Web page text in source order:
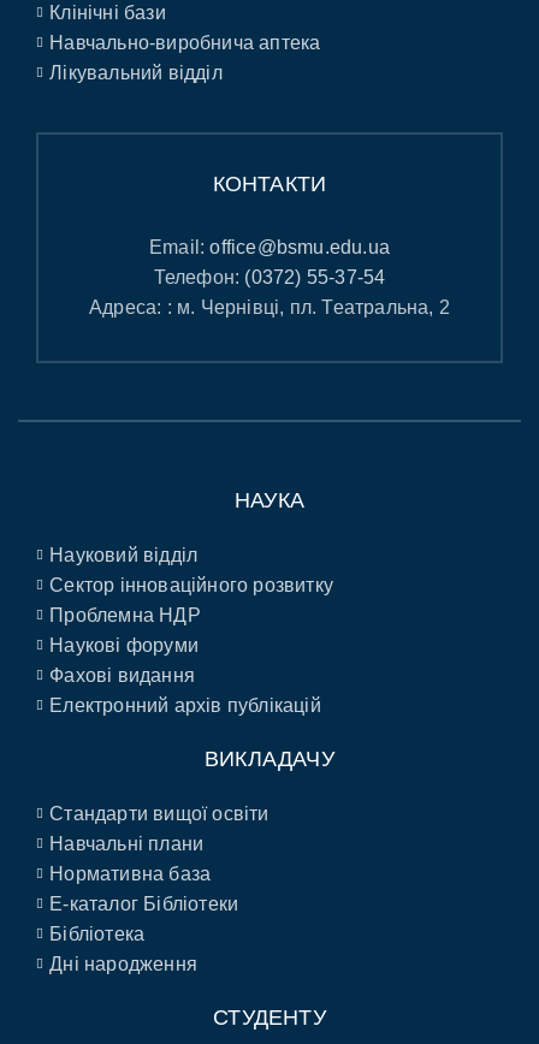
Клінічні бази
Навчально-виробнича аптека
Лікувальний відділ
КОНТАКТИ
Email:office@bsmu.edu.ua
Телефон: (0372) 55-37-54
Адреса: : м. Чернівці, пл. Театральна, 2
НАУКА
Науковий відділ
Сектор інноваційного розвитку
Проблемна НДР
Наукові форуми
Фахові видання
Електронний архів публікацій
ВИКЛАДАЧУ
Стандарти вищої освіти
Навчальні плани
Нормативна база
E-каталог Бібліотеки
Бібліотека
Дні народження
СТУДЕНТУ